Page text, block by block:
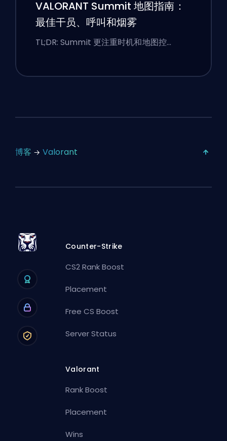
VALORANT Summit 地图指南：
最佳干员、呼叫和烟雾
TL;DR: Summit 更注重时机和地图控…
博客 Valorant
Counter-Strike
CS2 Rank Boost
Placement
Free CS Boost
Server Status
Valorant
Rank Boost
Placement
Wins